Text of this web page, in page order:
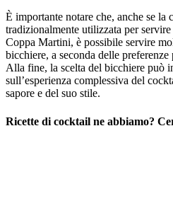
È importante notare che, anche se la
tradizionalmente utilizzata per
Coppa Martini, è possibile servire
bicchiere, a seconda delle
Alla fine, la scelta del bicchiere può
sull’esperienza complessiva del
sapore e del suo stile.
Ricette di cocktail ne abbiamo?